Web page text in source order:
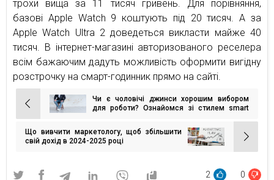
трохи вища за 11 тисяч гривень. Для порівняння,
базові Apple Watch 9 коштують під 20 тисяч. А за
Apple Watch Ultra 2 доведеться викласти майже 40
тисяч. В інтернет-магазині авторизованого реселера
всім бажаючим дадуть можливість оформити вигідну
розстрочку на смарт-годинник прямо на сайті.
Навігація
записів
Чи є чоловічі джинси хорошим вибором
для роботи? Ознайомся зі стилем smart
Що вивчити маркетологу, щоб збільшити
свій дохід в 2024-2025 році
2 0